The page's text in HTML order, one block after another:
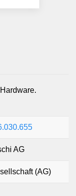
AG
(AG)